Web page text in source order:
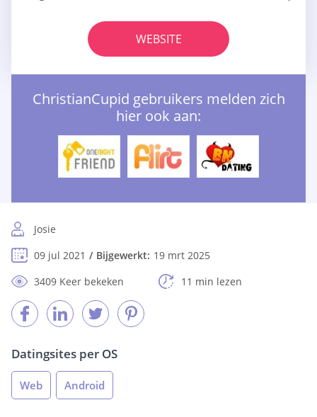
WEBSITE
ChristianCupid gebruikers melden zich
hier ook aan:
Josie
09 jul 2021
Bijgewerkt: 19 mrt 2025
3409 Keer bekeken
11 min lezen
Datingsites per OS
Web Android